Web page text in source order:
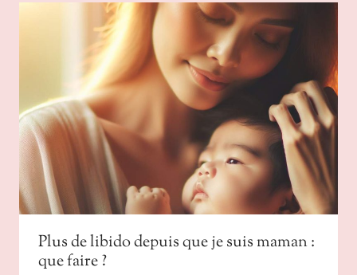
Plus de libido depuis que je suis maman :
que faire ?